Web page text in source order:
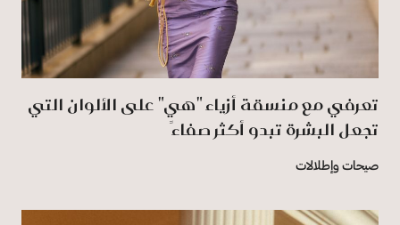
تعرفي مع منسقة أزياء "هي" على الألوان التي
تجعل البشرة تبدو أكثر صفاءً
صيحات وإطلالات